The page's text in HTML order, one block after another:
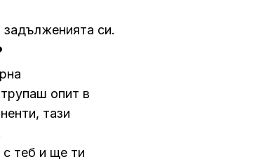
задълженията си.
опит в
тази
теб и ще ти